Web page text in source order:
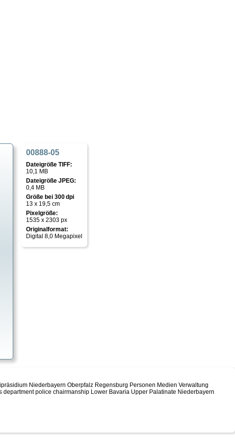
00888-05
Dateigröße TIFF:
10,1 MB
Dateigröße JPEG:
0,4 MB
Größe bei 300 dpi
13 x 19,5 cm
Pixelgröße:
1535 x 2303 px
Originalformat:
Digital 8,0 Megapixel
Niederbayern Oberpfalz Regensburg Personen Medien Verwaltung
police chairmanship Lower Bavaria Upper Palatinate Niederbayern